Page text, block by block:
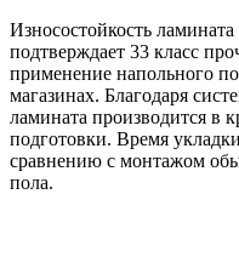
Износостойкость
подтверждает 33 класс
применение напольного
магазинах. Благодаря
ламината производится в
подготовки. Время
сравнению с монтажом
пола.